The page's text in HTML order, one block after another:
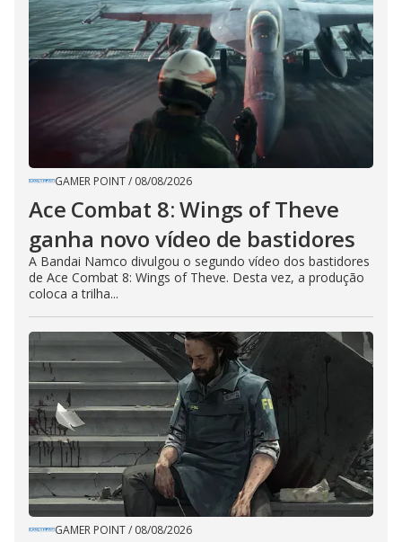
GAMER POINT/ 08/08/2026
Ace Combat 8: Wings of Theve
ganha novo vídeo de bastidores
A Bandai Namco divulgou o segundo vídeo dos bastidores
de Ace Combat 8: Wings of Theve. Desta vez, a produção
coloca a trilha...
GAMER POINT/ 08/08/2026